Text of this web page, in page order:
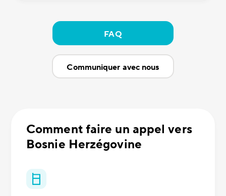
FAQ
Communiquer avec nous
Comment faire un appel vers
Bosnie Herzégovine